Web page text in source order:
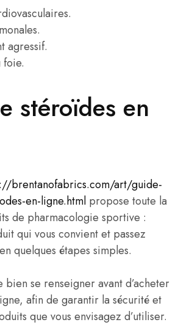
agressif.
foie.
stéroïdes en
brentanofabrics.com/art/guide-
en-ligne.html propose toute la
de pharmacologie sportive :
qui vous convient et passez
quelques étapes simples.
se renseigner avant d’acheter
afin de garantir la sécurité et
que vous envisagez d’utiliser.